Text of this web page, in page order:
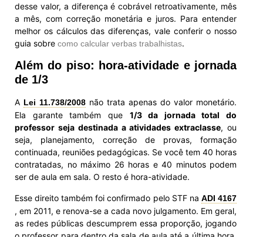
desse valor, a diferença é cobrável retroativamente, mês
a mês, com correção monetária e juros. Para entender
melhor os cálculos das diferenças, vale conferir o nosso
guia sobre como calcular verbas trabalhistas.
Além do piso: hora-atividade e jornada
de 1/3
A Lei 11.738/2008 não trata apenas do valor monetário.
Ela garante também que 1/3 da jornada total do
professor seja destinada a atividades extraclasse, ou
seja, planejamento, correção de provas, formação
continuada, reuniões pedagógicas. Se você tem 40 horas
contratadas, no máximo 26 horas e 40 minutos podem
ser de aula em sala. O resto é hora-atividade.
Esse direito também foi confirmado pelo STF na ADI 4167
, em 2011, e renova-se a cada novo julgamento. Em geral,
as redes públicas descumprem essa proporção, jogando